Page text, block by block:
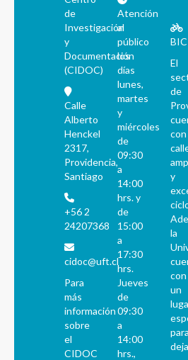
de
Investigación
y
Documentación
(CIDOC)
Calle
Alberto
Henckel
2317,
Providencia,
Santiago
+56 2
24207368
cidoc@uft.cl
Para
más
información
sobre
el
CIDOC
Atención
al
público
los
días
lunes,
martes
y
miércoles
de
09:30
a
14:00
hrs. y
de
15:00
a
17:30
hrs.
Jueves
de
09:30
a
14:00
hrs.,
El
de
con
y
la
con
un
para